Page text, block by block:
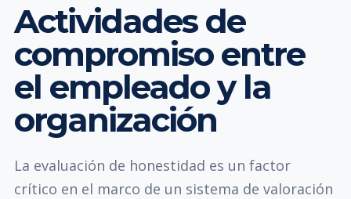
Actividades de
compromiso entre
el empleado y la
organización
La evaluación de honestidad es un factor
crítico en el marco de un sistema de valoración